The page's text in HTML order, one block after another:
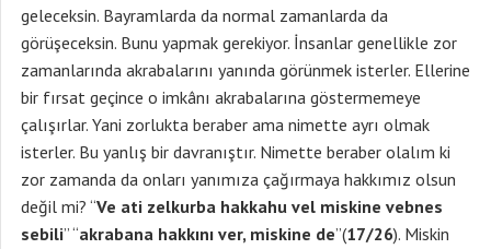
geleceksin. Bayramlarda da normal zamanlarda da
görüşeceksin. Bunu yapmak gerekiyor. İnsanlar genellikle zor
zamanlarında akrabalarını yanında görünmek isterler. Ellerine
bir fırsat geçince o imkânı akrabalarına göstermemeye
çalışırlar. Yani zorlukta beraber ama nimette ayrı olmak
isterler. Bu yanlış bir davranıştır. Nimette beraber olalım ki
zor zamanda da onları yanımıza çağırmaya hakkımız olsun
değil mi? “Ve ati zelkurba hakkahu vel miskine vebnes
sebili” “akrabana hakkını ver, miskine de”(17/26). Miskin